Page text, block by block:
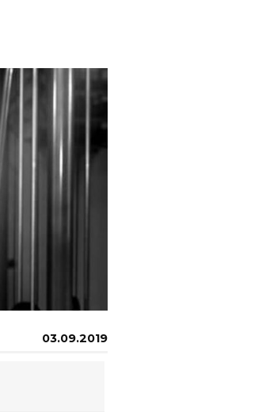
03.09.2019